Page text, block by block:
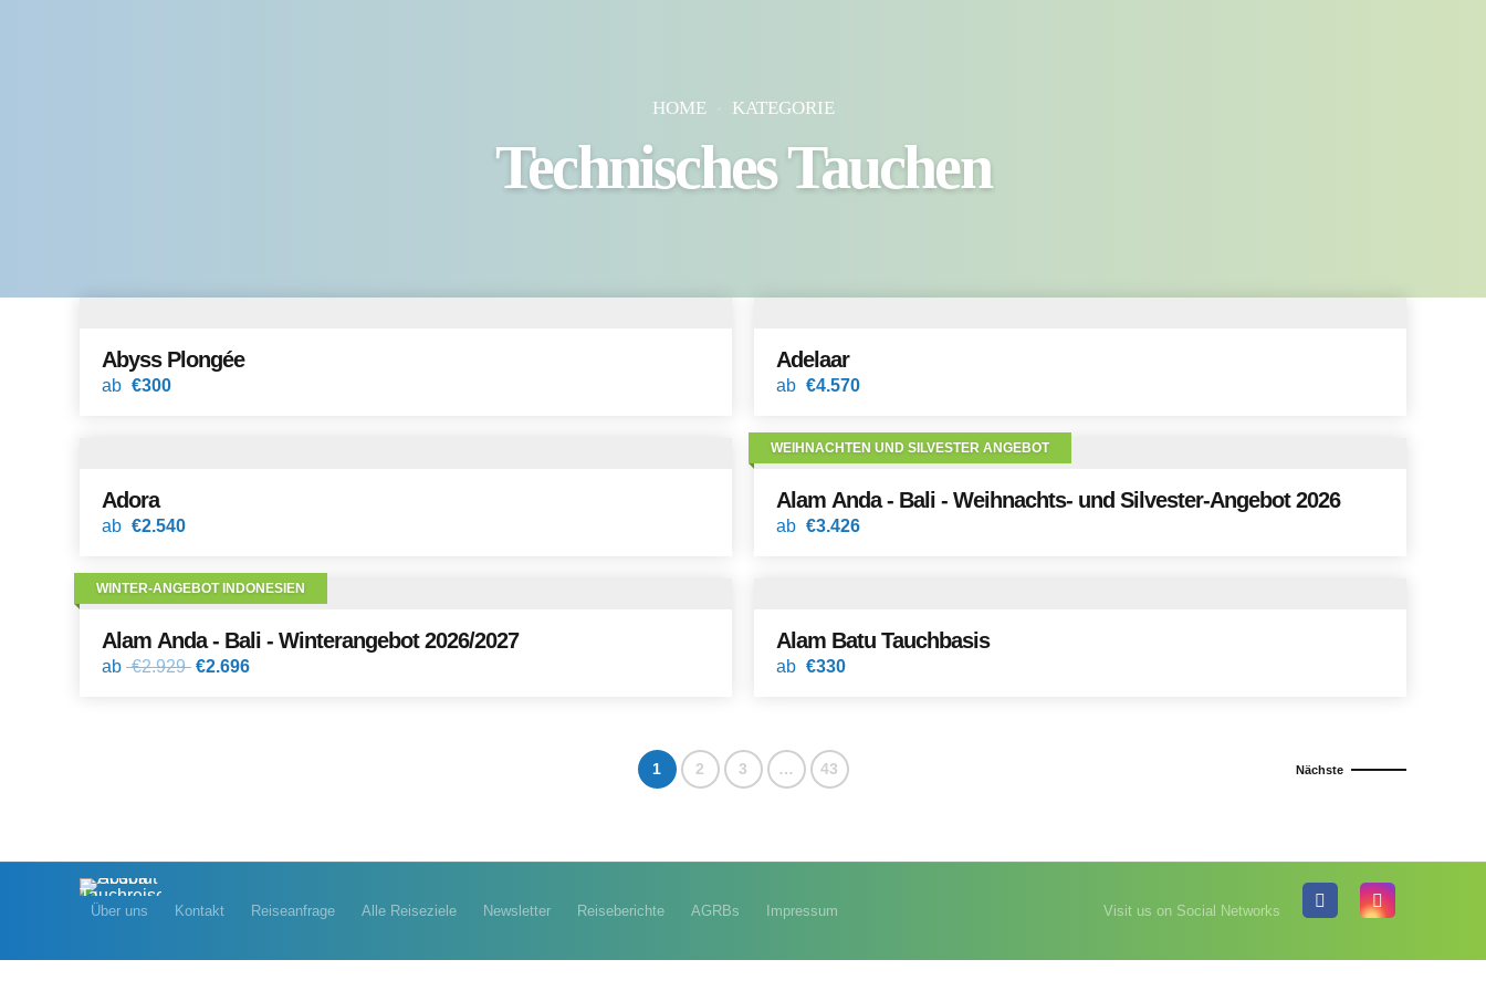
HOME KATEGORIE
Technisches Tauchen
ab €300
Abyss Plongée
ab €4.570
Adelaar
ab €2.540
Adora
WEIHNACHTEN UND SILVESTER ANGEBOT
ab €3.426
Alam Anda - Bali - Weihnachts- und Silvester-Angebot 2026
WINTER-ANGEBOT INDONESIEN
ab €2.929 €2.696
Alam Anda - Bali - Winterangebot 2026/2027
ab €330
Alam Batu Tauchbasis
1 2 3 … 43 Nächste
Über uns Kontakt Reiseanfrage Alle Reiseziele Newsletter Reiseberichte AGRBs Impressum Visit us on Social Networks